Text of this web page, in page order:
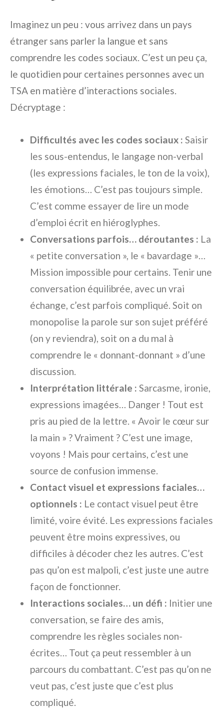
Imaginez un peu : vous arrivez dans un pays
étranger sans parler la langue et sans
comprendre les codes sociaux. C’est un peu ça,
le quotidien pour certaines personnes avec un
TSA en matière d’interactions sociales.
Décryptage :
Difficultés avec les codes sociaux : Saisir
les sous-entendus, le langage non-verbal
(les expressions faciales, le ton de la voix),
les émotions… C’est pas toujours simple.
C’est comme essayer de lire un mode
d’emploi écrit en hiéroglyphes.
Conversations parfois… déroutantes : La
« petite conversation », le « bavardage »…
Mission impossible pour certains. Tenir une
conversation équilibrée, avec un vrai
échange, c’est parfois compliqué. Soit on
monopolise la parole sur son sujet préféré
(on y reviendra), soit on a du mal à
comprendre le « donnant-donnant » d’une
discussion.
Interprétation littérale : Sarcasme, ironie,
expressions imagées… Danger ! Tout est
pris au pied de la lettre. « Avoir le cœur sur
la main » ? Vraiment ? C’est une image,
voyons ! Mais pour certains, c’est une
source de confusion immense.
Contact visuel et expressions faciales…
optionnels : Le contact visuel peut être
limité, voire évité. Les expressions faciales
peuvent être moins expressives, ou
difficiles à décoder chez les autres. C’est
pas qu’on est malpoli, c’est juste une autre
façon de fonctionner.
Interactions sociales… un défi : Initier une
conversation, se faire des amis,
comprendre les règles sociales non-
écrites… Tout ça peut ressembler à un
parcours du combattant. C’est pas qu’on ne
veut pas, c’est juste que c’est plus
compliqué.